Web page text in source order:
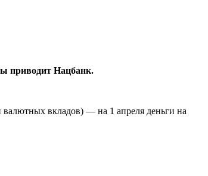
приводит Нацбанк.
валютных вкладов) — на 1 апреля деньги на